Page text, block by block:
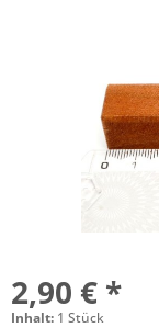
2,90 € *
Inhalt: 1 Stück